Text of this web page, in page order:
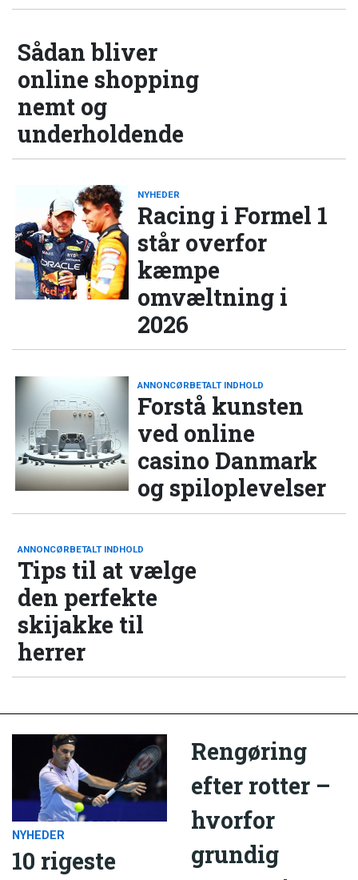
Sådan bliver
online shopping
nemt og
underholdende
NYHEDER
Racing i Formel 1
står overfor
kæmpe
omvæltning i
2026
ANNONCØRBETALT INDHOLD
Forstå kunsten
ved online
casino Danmark
og spiloplevelser
ANNONCØRBETALT INDHOLD
Tips til at vælge
den perfekte
skijakke til
herrer
NYHEDER
10 rigeste
Rengøring
efter rotter –
hvorfor
grundig